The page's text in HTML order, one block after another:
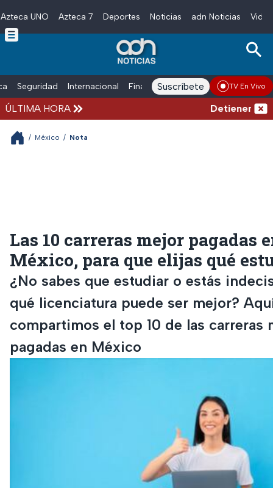
Skip to main content
Azteca UNO Azteca 7 Deportes Noticias adn Noticias
Seguridad Internacional Finanzas adn Noticias Radio
Suscríbete TV En Vivo
ÚLTIMA HORA Detienen al
/ México / Nota
Las 10 carreras mejor pagadas
México, para que elijas qué
¿No sabes que estudiar o estás
qué licenciatura puede ser mejor?
compartimos el top 10 de las carreras
pagadas en México